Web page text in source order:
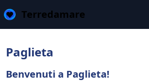
Terredamare
Paglieta
Benvenuti a Paglieta!